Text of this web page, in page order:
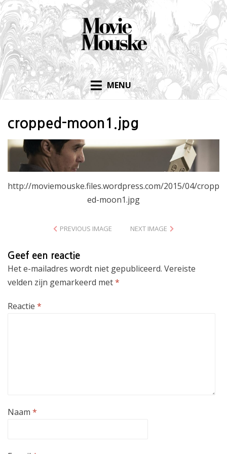
Skip
to
content
MENU
cropped-moon1.jpg
http://moviemouske.files.wordpress.com/2015/04/cropp
ed-moon1.jpg
PREVIOUS IMAGE NEXT IMAGE
Geef een reactie
Het e-mailadres wordt niet gepubliceerd. Vereiste
velden zijn gemarkeerd met*
Reactie *
Naam *